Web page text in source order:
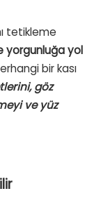
tetikleme
yorgunluğa yol
bir kası
göz
ve yüz